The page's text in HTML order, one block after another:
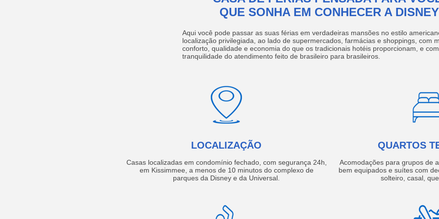
QUE SONHA EM CONHECER A DISNEY
Aqui você pode passar as suas férias em verdadeiras mansões no estilo
localização privilegiada, ao lado de supermercados, farmácias e shoppings, com
conforto, qualidade e economia do que os tradicionais hotéis proporcionam, e
tranquilidade do atendimento feito de brasileiro para brasileiros.
LOCALIZAÇÃO
Casas localizadas em condomínio fechado, com segurança 24h,
em Kissimmee, a menos de 10 minutos do complexo de
parques da Disney e da Universal.
QUARTOS
Acomodações para grupos de
bem equipados e suítes com
solteiro, casal,